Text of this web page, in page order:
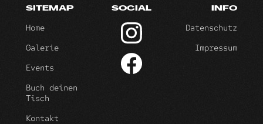
SITEMAP
Home
Galerie
Events
Buch deinen
Tisch
Kontakt
SOCIAL INFO
Datenschutz
Impressum